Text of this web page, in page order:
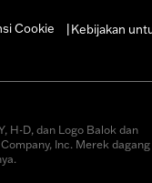
Cookie Kebijakan
H-D, dan Logo Balok dan
Inc. Merek dagang